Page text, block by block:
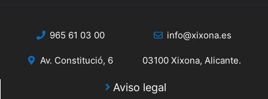
965 61 03 00 info@xixona.es
Av. Constitució, 6 03100 Xixona, Alicante.
Aviso legal